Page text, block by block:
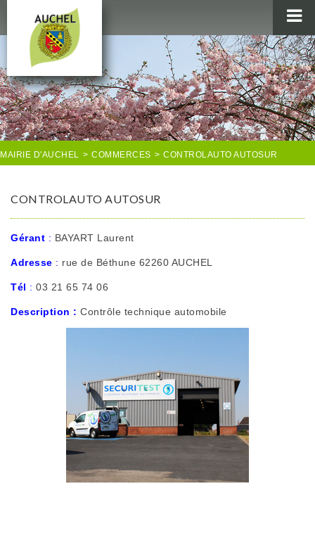
MAIRIE
AU QUOTIDIEN
AGENDA & LOISIRS
AUCHEL EN IMAGES
MAIRIE D'AUCHEL > COMMERCES > CONTROLAUTO AUTOSUR
CONTROLAUTO AUTOSUR
Gérant : BAYART Laurent
Adresse : rue de Béthune 62260 AUCHEL
Tél : 03 21 65 74 06
Description : Contrôle technique automobile